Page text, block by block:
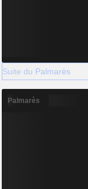
Suite du Palmarès
Palmarès